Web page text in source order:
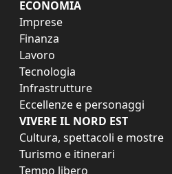
ECONOMIA
Imprese
Finanza
Lavoro
Tecnologia
Infrastrutture
Eccellenze e personaggi
VIVERE IL NORD EST
Cultura, spettacoli e mostre
Turismo e itinerari
Tempo libero